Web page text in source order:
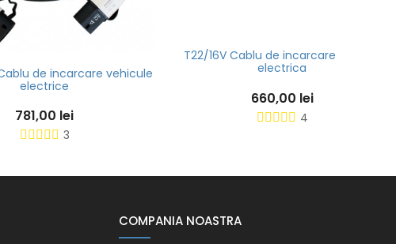
vehicule
T22/16V Cablu de incarcare masina
COMPANIA NOASTRA